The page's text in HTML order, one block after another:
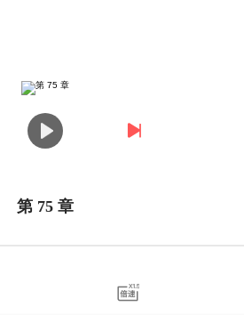
第 75 章